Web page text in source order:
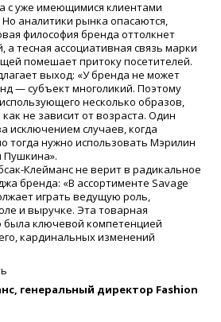
с уже имеющимися клиентами
аналитики рынка опасаются,
философия бренда оттолкнет
а тесная ассоциативная связь марки
помешает притоку посетителей.
выход: «У бренда не может
— субъект многоликий. Поэтому
несколько образов,
не зависит от возраста. Один
исключением случаев, когда
тогда нужно использовать Мэрилин
Клейманс не верит в радикальное
бренда: «В ассортименте Savage
играть ведущую роль,
и выручке. Эта товарная
была ключевой компетенцией
кардинальных изменений
генеральный директор Fashion